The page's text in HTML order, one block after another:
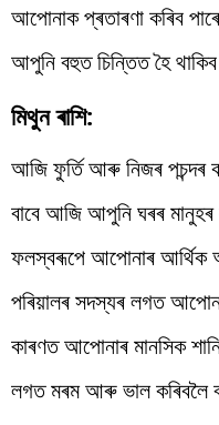
আপোনাক প্ৰতাৰণা কৰিব
আপুনি বহুত চিন্তিত হৈ
মিথুন ৰাশি:
আজি ফুৰ্তি আৰু নিজৰ পচন্দৰ
বাবে আজি আপুনি ঘৰৰ
ফলস্বৰূপে আপোনাৰ আৰ্থিক
পৰিয়ালৰ সদস্যৰ লগত
কাৰণত আপোনাৰ মানসিক
লগত মৰম আৰু ভাল কৰিবলৈ